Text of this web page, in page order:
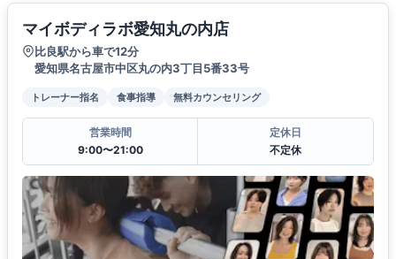
マイボディラボ愛知丸の内店
比良駅から車で12分
愛知県名古屋市中区丸の内3丁目5番33号
トレーナー指名 食事指導 無料カウンセリング
営業時間
9:00〜21:00
定休日
不定休